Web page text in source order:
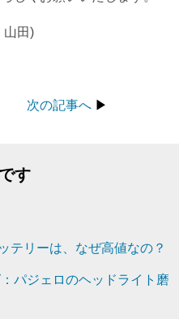
山田)
次の記事へ ▶
す
テリーは、なぜ高値なの？
パジェロのヘッドライト磨